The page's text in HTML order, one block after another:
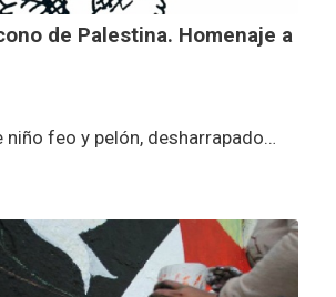
de Palestina. Homenaje a
niño feo y pelón, desharrapado…